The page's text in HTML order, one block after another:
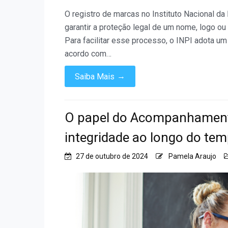
O registro de marcas no Instituto Nacional
garantir a proteção legal de um nome, logo
Para facilitar esse processo, o INPI adota
acordo com…
Saiba Mais →
O papel do
integridade ao longo do
27 de outubro de 2024 Pamela Araujo